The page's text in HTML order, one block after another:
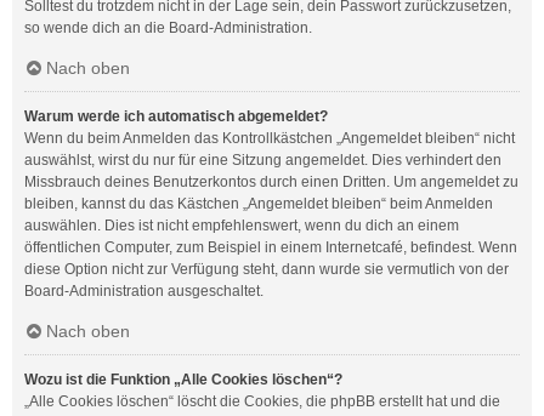
Solltest du trotzdem nicht in der Lage sein, dein Passwort zurückzusetzen,
so wende dich an die Board-Administration.
Nach oben
Warum werde ich automatisch abgemeldet?
Wenn du beim Anmelden das Kontrollkästchen „Angemeldet bleiben“ nicht
auswählst, wirst du nur für eine Sitzung angemeldet. Dies verhindert den
Missbrauch deines Benutzerkontos durch einen Dritten. Um angemeldet zu
bleiben, kannst du das Kästchen „Angemeldet bleiben“ beim Anmelden
auswählen. Dies ist nicht empfehlenswert, wenn du dich an einem
öffentlichen Computer, zum Beispiel in einem Internetcafé, befindest. Wenn
diese Option nicht zur Verfügung steht, dann wurde sie vermutlich von der
Board-Administration ausgeschaltet.
Nach oben
Wozu ist die Funktion „Alle Cookies löschen“?
„Alle Cookies löschen“ löscht die Cookies, die phpBB erstellt hat und die